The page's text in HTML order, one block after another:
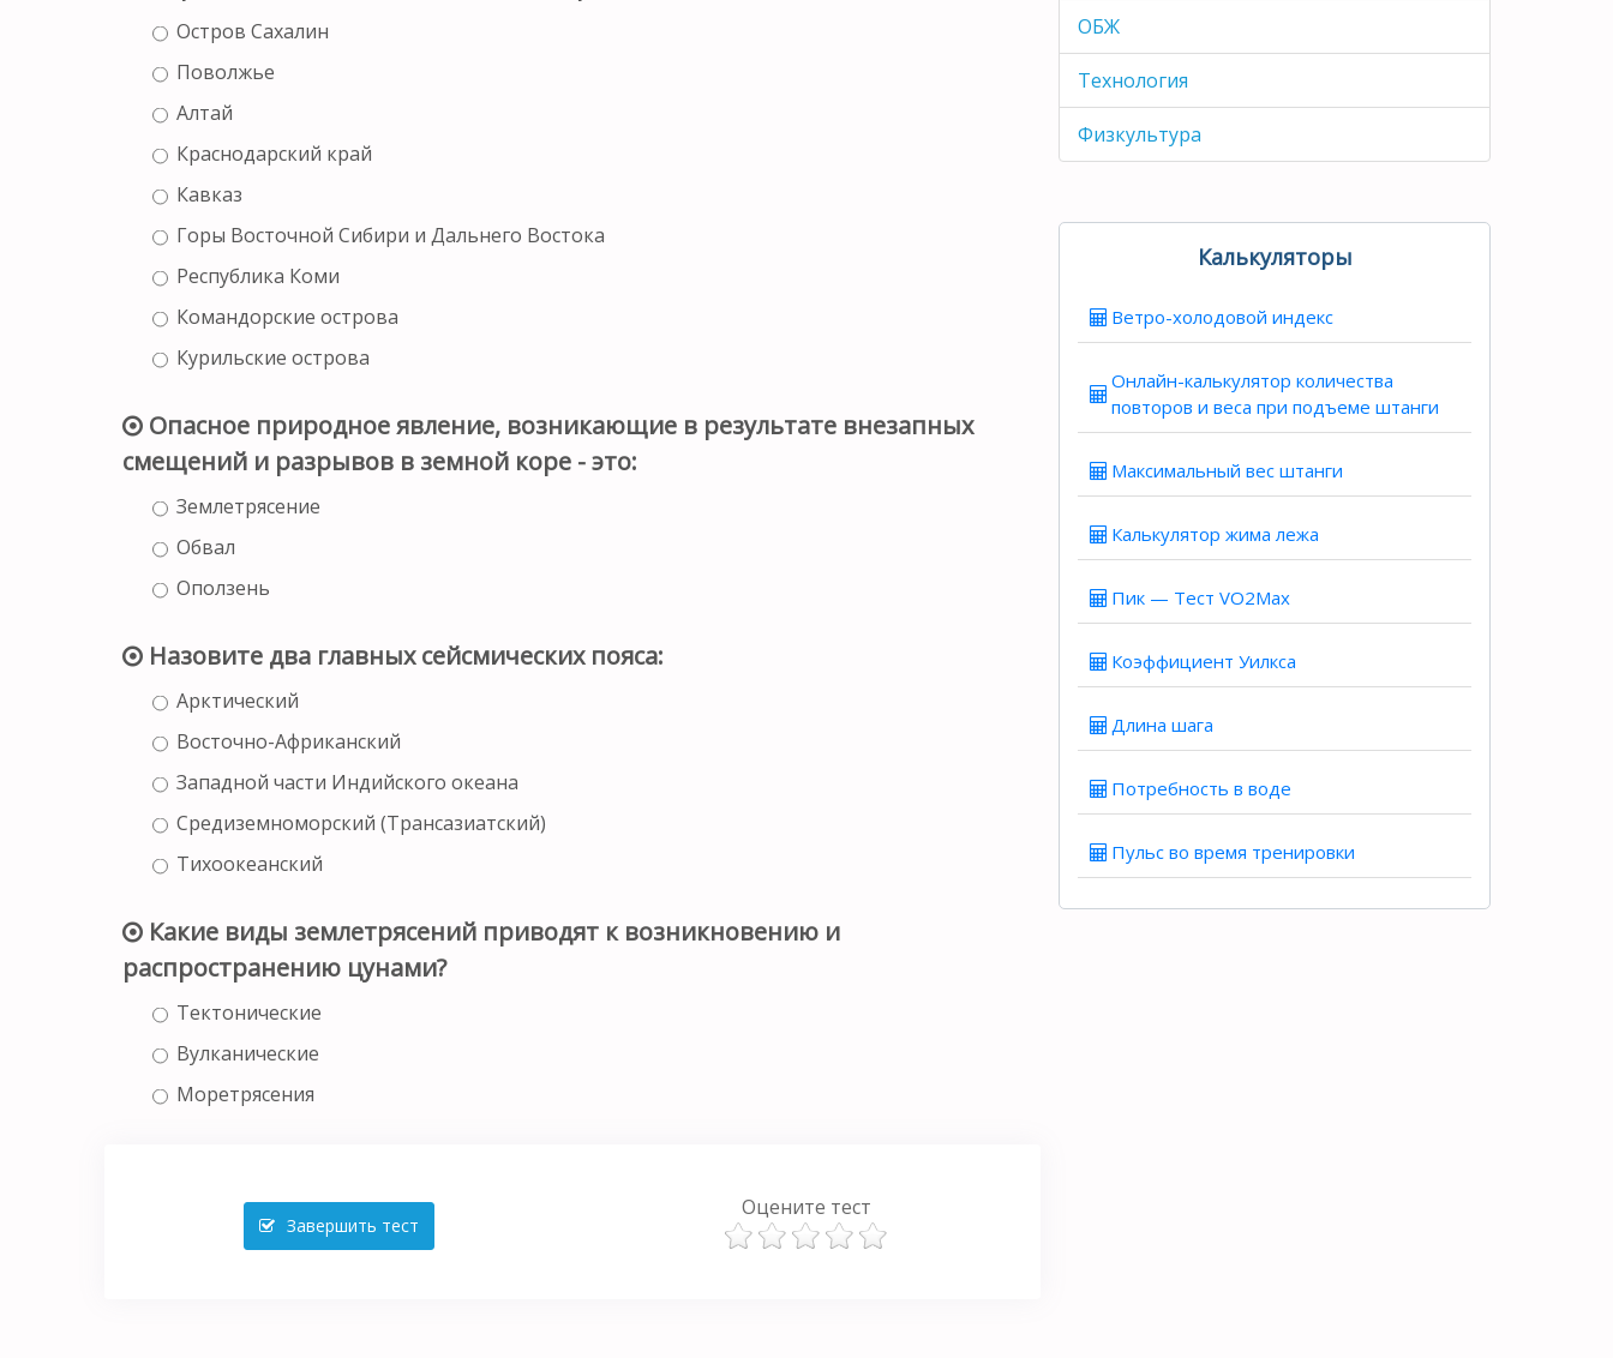
Остров Сахалин
Поволжье
Алтай
Краснодарский край
Кавказ
Горы Восточной Сибири и Дальнего Востока
Республика Коми
Командорские острова
Курильские острова
Опасное природное явление, возникающие в результате внезапных
смещений и разрывов в земной коре - это:
Землетрясение
Обвал
Оползень
Назовите два главных сейсмических пояса:
Арктический
Восточно-Африканский
Западной части Индийского океана
Средиземноморский (Трансазиатский)
Тихоокеанский
Какие виды землетрясений приводят к возникновению и
распространению цунами?
Тектонические
Вулканические
Моретрясения
Завершить тест
Оцените тест
ОБЖ
Технология
Физкультура
Калькуляторы
Ветро-холодовой индекс
Онлайн-калькулятор количества
повторов и веса при подъеме штанги
Максимальный вес штанги
Калькулятор жима лежа
Пик — Тест VO2Max
Коэффициент Уилкса
Длина шага
Потребность в воде
Пульс во время тренировки